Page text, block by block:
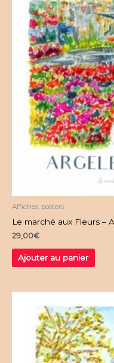
Affiches, posters
Le marché aux Fleurs –
29,00€
Ajouter au panier